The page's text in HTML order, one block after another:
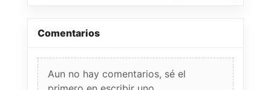
Comentarios
Aun no hay comentarios, sé el